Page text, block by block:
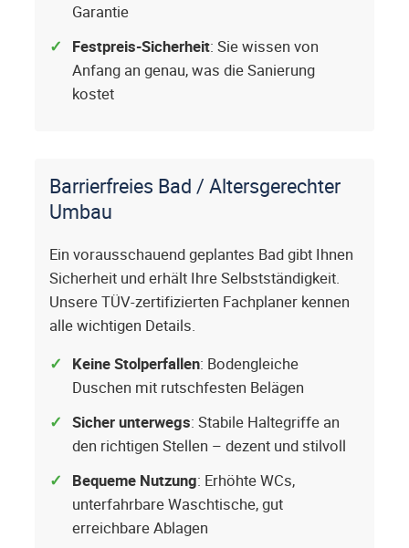
Garantie
Festpreis-Sicherheit: Sie wissen von
Anfang an genau, was die Sanierung
kostet
Barrierfreies Bad / Altersgerechter
Umbau
Ein vorausschauend geplantes Bad gibt Ihnen
Sicherheit und erhält Ihre Selbstständigkeit.
Unsere TÜV-zertifizierten Fachplaner kennen
alle wichtigen Details.
Keine Stolperfallen: Bodengleiche
Duschen mit rutschfesten Belägen
Sicher unterwegs: Stabile Haltegriffe an
den richtigen Stellen – dezent und stilvoll
Bequeme Nutzung: Erhöhte WCs,
unterfahrbare Waschtische, gut
erreichbare Ablagen